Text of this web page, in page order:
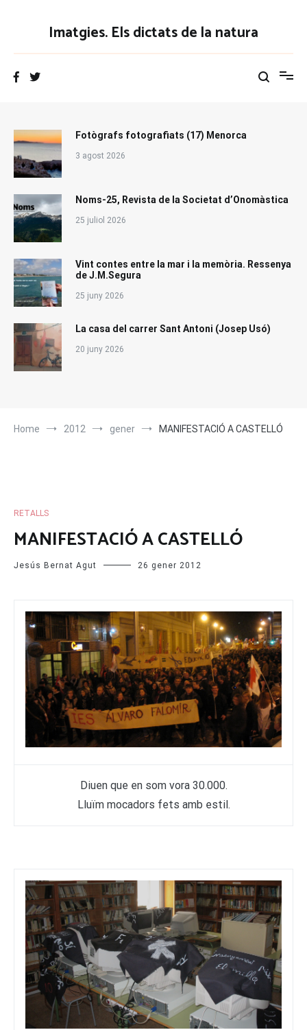
Imatgies. Els dictats de la natura
Fotògrafs fotografiats (17) Menorca
3 agost 2026
Noms-25, Revista de la Societat d’Onomàstica
25 juliol 2026
Vint contes entre la mar i la memòria. Ressenya
de J.M.Segura
25 juny 2026
La casa del carrer Sant Antoni (Josep Usó)
20 juny 2026
Home 2012 gener MANIFESTACIÓ A CASTELLÓ
RETALLS
MANIFESTACIÓ A CASTELLÓ
Jesús Bernat Agut 26 gener 2012
Diuen que en som vora 30.000.
Lluïm mocadors fets amb estil.